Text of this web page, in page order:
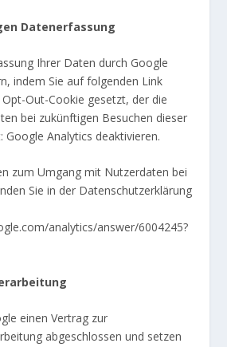
Datenerfassung
Ihrer Daten durch Google
indem Sie auf folgenden Link
Opt-Out-Cookie gesetzt, der die
bei zukünftigen Besuchen dieser
Google Analytics deaktivieren.
zum Umgang mit Nutzerdaten bei
Sie in der Datenschutzerklärung
analytics/answer/6004245?
einen Vertrag zur
abgeschlossen und setzen